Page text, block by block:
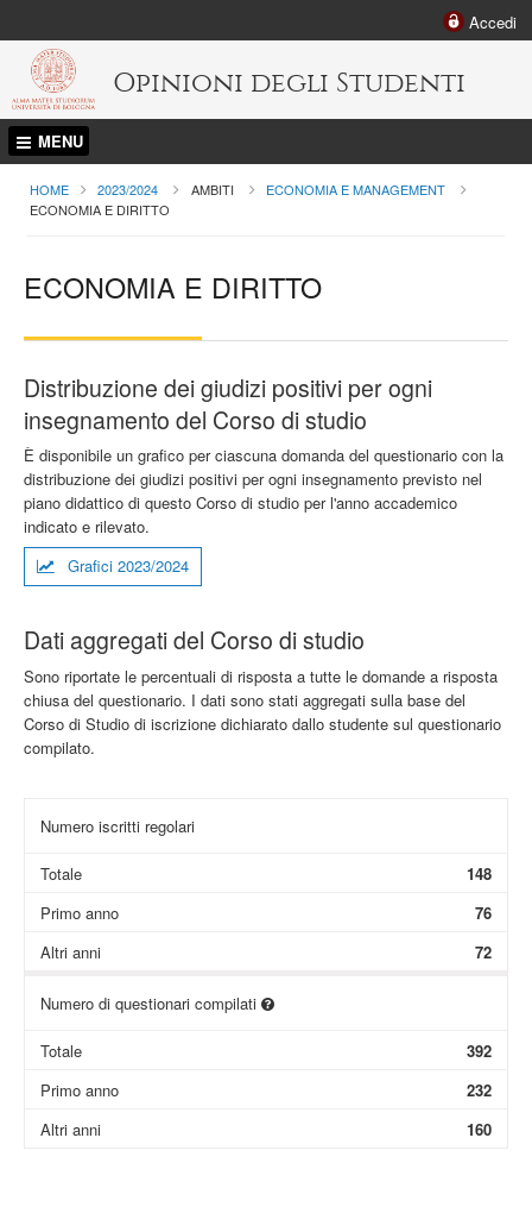
Accedi
Opinioni degli Studenti
MENU
HOME 2023/2024 AMBITI
ECONOMIA E MANAGEMENT
CURRENT:
ECONOMIA E DIRITTO
ECONOMIA E DIRITTO
Distribuzione dei giudizi positivi per ogni
insegnamento del Corso di studio
È disponibile un grafico per ciascuna domanda del questionario con la
distribuzione dei giudizi positivi per ogni insegnamento previsto nel
piano didattico di questo Corso di studio per l'anno accademico
indicato e rilevato.
Grafici 2023/2024
Dati aggregati del Corso di studio
Sono riportate le percentuali di risposta a tutte le domande a risposta
chiusa del questionario. I dati sono stati aggregati sulla base del
Corso di Studio di iscrizione dichiarato dallo studente sul questionario
compilato.
Numero iscritti regolari
Totale
148
Primo anno
76
Altri anni
72
Numero di questionari compilati
Totale
392
Primo anno
232
Altri anni
160